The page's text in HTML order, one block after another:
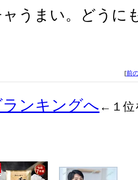
うまい。どうに
[前
ンキングへ ←１位